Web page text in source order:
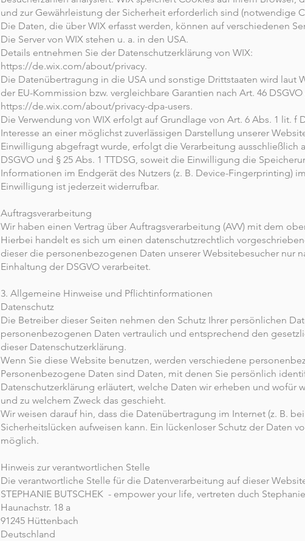
und zur Gewährleistung der Sicherheit erforderlich sind (notwendige
Die Daten, die über WIX erfasst werden, können auf verschiedenen
Die Server von WIX stehen u. a. in den USA.
Details entnehmen Sie der Datenschutzerklärung von WIX:
https://de.wix.com/about/privacy.
Die Datenübertragung in die USA und sonstige Drittstaaten wird laut
der EU-Kommission bzw. vergleichbare Garantien nach Art. 46
https://de.wix.com/about/privacy-dpa-users.
Die Verwendung von WIX erfolgt auf Grundlage von Art. 6 Abs. 1 lit. f
Interesse an einer möglichst zuverlässigen Darstellung unserer
Einwilligung abgefragt wurde, erfolgt die Verarbeitung ausschließlich
DSGVO und § 25 Abs. 1 TTDSG, soweit die Einwilligung die
Informationen im Endgerät des Nutzers (z. B. Device-Fingerprinting)
Einwilligung ist jederzeit widerrufbar.
Auftragsverarbeitung
Wir haben einen Vertrag über Auftragsverarbeitung (AVV) mit dem
Hierbei handelt es sich um einen datenschutzrechtlich
dieser die personenbezogenen Daten unserer Websitebesucher nur
Einhaltung der DSGVO verarbeitet.
3. Allgemeine Hinweise und Pflichtinformationen
Datenschutz
Die Betreiber dieser Seiten nehmen den Schutz Ihrer persönlichen
personenbezogenen Daten vertraulich und entsprechend den
dieser Datenschutzerklärung.
Wenn Sie diese Website benutzen, werden verschiedene
Personenbezogene Daten sind Daten, mit denen Sie persönlich
Datenschutzerklärung erläutert, welche Daten wir erheben und wofür
und zu welchem Zweck das geschieht.
Wir weisen darauf hin, dass die Datenübertragung im Internet (z. B.
Sicherheitslücken aufweisen kann. Ein lückenloser Schutz der Daten
möglich.
Hinweis zur verantwortlichen Stelle
Die verantwortliche Stelle für die Datenverarbeitung auf dieser
STEPHANIE BUTSCHEK - empower your life, vertreten duch
Haunachstr. 18 a
91245 Hüttenbach
Deutschland